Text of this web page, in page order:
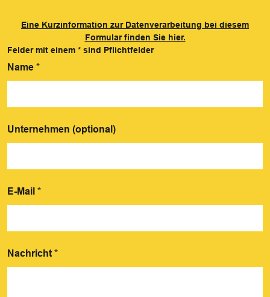
Eine Kurzinformation zur Datenverarbeitung bei diesem
Formular finden Sie hier.
Felder mit einem * sind Pflichtfelder
Name *
Unternehmen (optional)
E-Mail *
Nachricht *